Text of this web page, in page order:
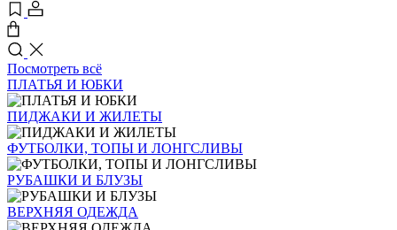
Посмотреть всё
ПЛАТЬЯ И ЮБКИ
ПИДЖАКИ И ЖИЛЕТЫ
ФУТБОЛКИ, ТОПЫ И ЛОНГСЛИВЫ
РУБАШКИ И БЛУЗЫ
ВЕРХНЯЯ ОДЕЖДА